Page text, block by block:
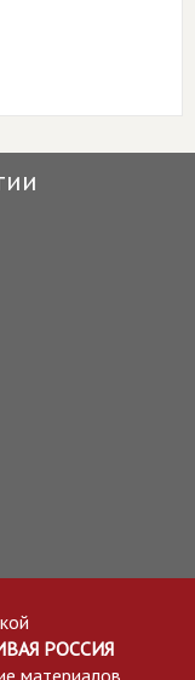
РОССИЯ
материалов